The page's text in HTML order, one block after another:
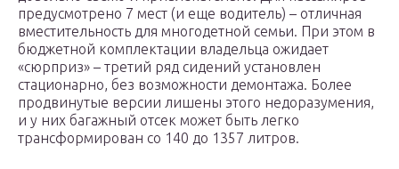
предусмотрено 7 мест (и еще водитель) – отличная
вместительность для многодетной семьи. При этом в
бюджетной комплектации владельца ожидает
«сюрприз» – третий ряд сидений установлен
стационарно, без возможности демонтажа. Более
продвинутые версии лишены этого недоразумения,
и у них багажный отсек может быть легко
трансформирован со 140 до 1357 литров.